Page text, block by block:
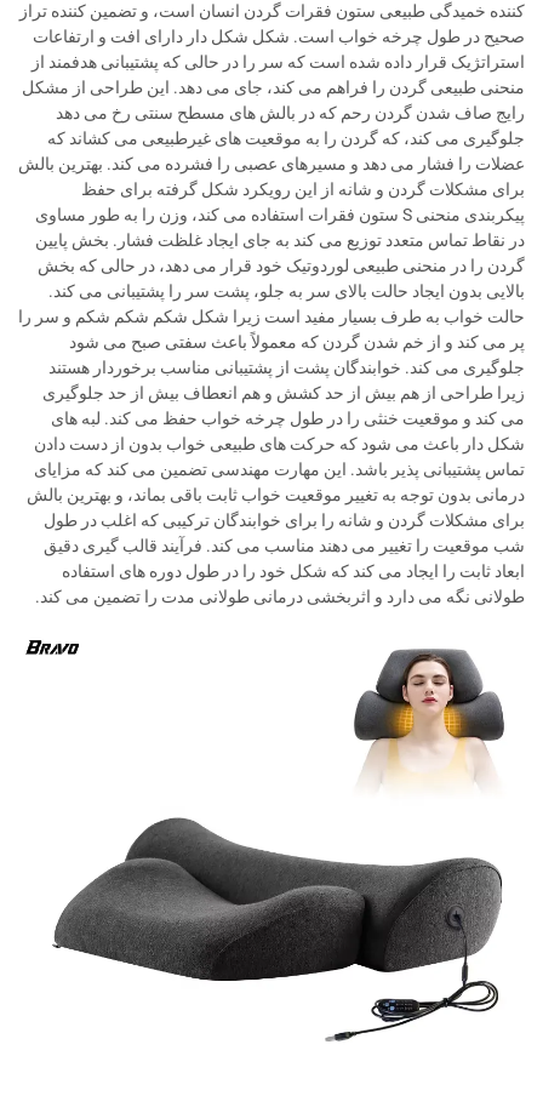
کننده خمیدگی طبیعی ستون فقرات گردن انسان است، و تضمین کننده تراز
صحیح در طول چرخه خواب است. شکل شکل دار دارای افت و ارتفاعات
استراتژیک قرار داده شده است که سر را در حالی که پشتیبانی هدفمند از
منحنی طبیعی گردن را فراهم می کند، جای می دهد. این طراحی از مشکل
رایج صاف شدن گردن رحم که در بالش های مسطح سنتی رخ می دهد
جلوگیری می کند، که گردن را به موقعیت های غیرطبیعی می کشاند که
عضلات را فشار می دهد و مسیرهای عصبی را فشرده می کند. بهترین بالش
برای مشکلات گردن و شانه از این رویکرد شکل گرفته برای حفظ
پیکربندی منحنی S ستون فقرات استفاده می کند، وزن را به طور مساوی
در نقاط تماس متعدد توزیع می کند به جای ایجاد غلظت فشار. بخش پایین
گردن را در منحنی طبیعی لوردوتیک خود قرار می دهد، در حالی که بخش
بالایی بدون ایجاد حالت بالای سر به جلو، پشت سر را پشتیبانی می کند.
حالت خواب به طرف بسیار مفید است زیرا شکل شکم شکم شکم و سر را
پر می کند و از خم شدن گردن که معمولاً باعث سفتی صبح می شود
جلوگیری می کند. خوابندگان پشت از پشتیبانی مناسب برخوردار هستند
زیرا طراحی از هم بیش از حد کشش و هم انعطاف بیش از حد جلوگیری
می کند و موقعیت خنثی را در طول چرخه خواب حفظ می کند. لبه های
شکل دار باعث می شود که حرکت های طبیعی خواب بدون از دست دادن
تماس پشتیبانی پذیر باشد. این مهارت مهندسی تضمین می کند که مزایای
درمانی بدون توجه به تغییر موقعیت خواب ثابت باقی بماند، و بهترین بالش
برای مشکلات گردن و شانه را برای خوابندگان ترکیبی که اغلب در طول
شب موقعیت را تغییر می دهند مناسب می کند. فرآیند قالب گیری دقیق
ابعاد ثابت را ایجاد می کند که شکل خود را در طول دوره های استفاده
طولانی نگه می دارد و اثربخشی درمانی طولانی مدت را تضمین می کند.